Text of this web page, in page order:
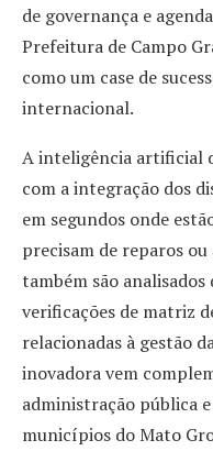
de governança e
Prefeitura de Campo
como um case de
internacional.
A inteligência artificial
com a integração dos
em segundos onde
precisam de reparos
também são
verificações de matriz
relacionadas à gestão
inovadora vem
administração pública
municípios do Mato